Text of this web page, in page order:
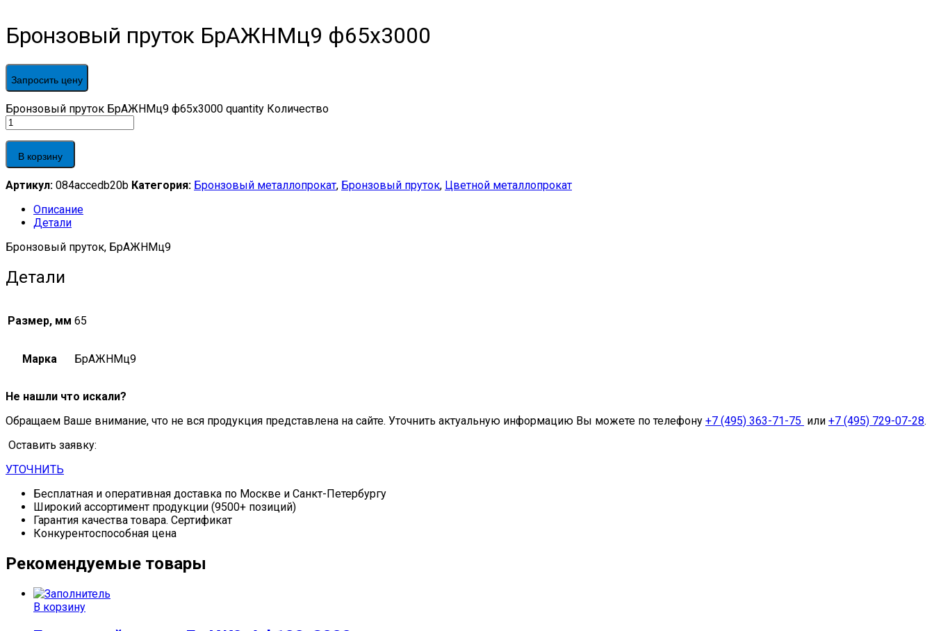
Бронзовый пруток БрАЖНМц9 ф65х3000
Запросить цену
Бронзовый пруток БрАЖНМц9 ф65х3000 quantity Количество
В корзину
Артикул: 084accedb20b Категория: Бронзовый металлопрокат, Бронзовый пруток, Цветной металлопрокат
Описание
Детали
Бронзовый пруток, БрАЖНМц9
Детали
Размер, мм 65
Марка БрАЖНМц9
Не нашли что искали?
Обращаем Ваше внимание, что не вся продукция представлена на сайте. Уточнить актуальную информацию Вы можете по телефону +7 (495) 363-71-75 или +7 (495) 729-07-28.
Оставить заявку:
УТОЧНИТЬ
Бесплатная и оперативная доставка по Москве и Санкт-Петербургу
Широкий ассортимент продукции (9500+ позиций)
Гарантия качества товара. Сертификат
Конкурентоспособная цена
Рекомендуемые товары
В корзину